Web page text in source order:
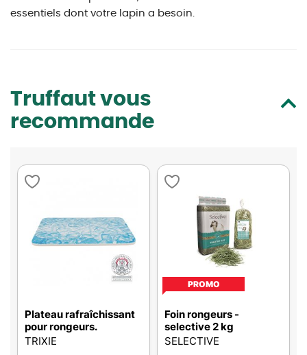
essentiels dont votre lapin a besoin.
Truffaut vous
recommande
Plateau rafraîchissant
pour rongeurs.
TRIXIE
PROMO
Foin rongeurs -
selective 2 kg
SELECTIVE